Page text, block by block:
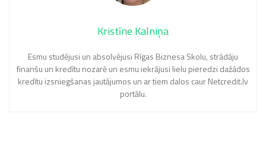
Kristīne Kalniņa
Esmu studējusi un absolvējusi Rīgas Biznesa Skolu, strādāju
finanšu un kredītu nozarē un esmu iekrājusi lielu pieredzi dažādos
kredītu izsniegšanas jautājumos un ar tiem dalos caur Netcredit.lv
portālu.